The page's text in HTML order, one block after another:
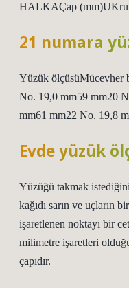
HALKAÇap
21 numara
Yüzük
No. 19,0 mm59 mm20
mm61 mm22 No. 19,8
Evde yüzük
Yüzüğü takmak
kağıdı sarın ve uçların
işaretlenen noktayı bir
milimetre işaretleri
çapıdır.